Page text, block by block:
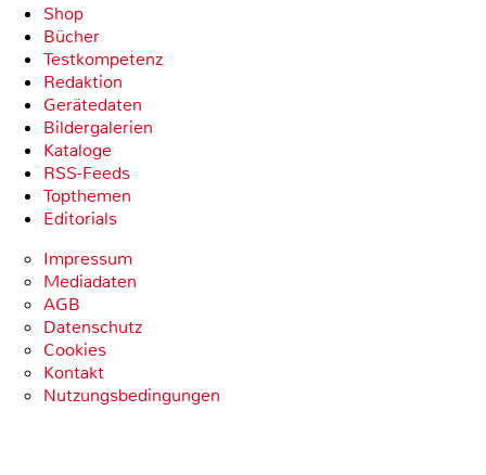
Shop
Bücher
Testkompetenz
Redaktion
Gerätedaten
Bildergalerien
Kataloge
RSS-Feeds
Topthemen
Editorials
Impressum
Mediadaten
AGB
Datenschutz
Cookies
Kontakt
Nutzungsbedingungen